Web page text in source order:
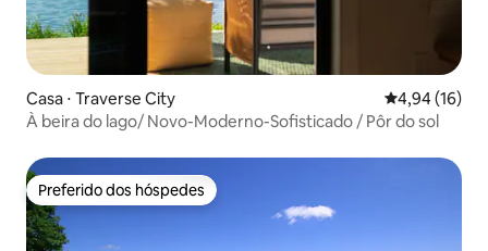
Casa ⋅ Traverse City 4,94 de uma
4,94 (16)
À beira do lago/ Novo-Moderno-Sofisticado / Pôr do sol
Preferido dos hóspedes
Preferido dos hóspedes